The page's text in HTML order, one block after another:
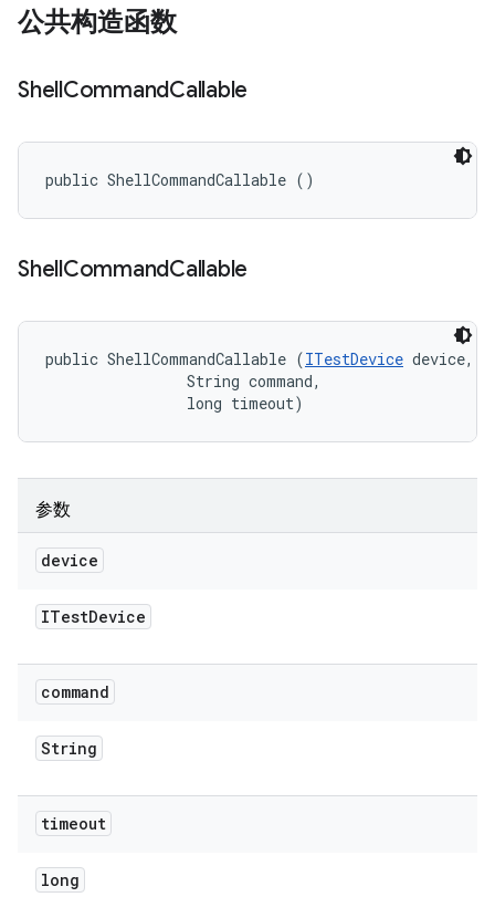
公共构造函数
ShellCommandCallable
public ShellCommandCallable ()
ShellCommandCallable
public ShellCommandCallable (ITestDevice device,
                String command,
                long timeout)
参数
device
ITestDevice
command
String
timeout
long